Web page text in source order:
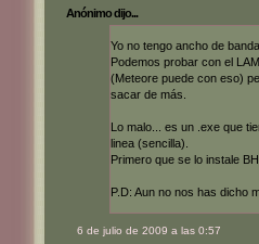
Anónimo dijo...
Yo no tengo ancho de
Podemos probar con el
(Meteore puede con eso)
sacar de más.
Lo malo... es un .exe que
linea (sencilla).
Primero que se lo instale
P.D: Aun no nos has dicho
6 de julio de 2009 a las 0:57